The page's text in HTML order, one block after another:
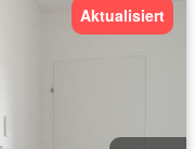
Aktualisiert